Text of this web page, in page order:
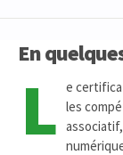
En
L e
les